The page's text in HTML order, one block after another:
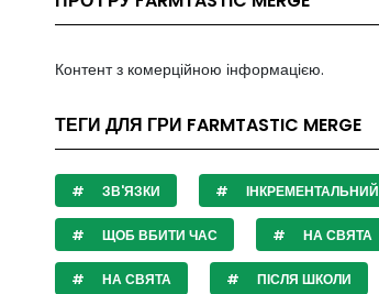
Контент з комерційною інформацією.
ТЕГИ ДЛЯ ГРИ FARMTASTIC MERGE
ЗВ'ЯЗКИ ІНКРЕМЕНТАЛЬНИЙ
ЩОБ ВБИТИ ЧАС НА СВЯТА
НА СВЯТА ПІСЛЯ ШКОЛИ